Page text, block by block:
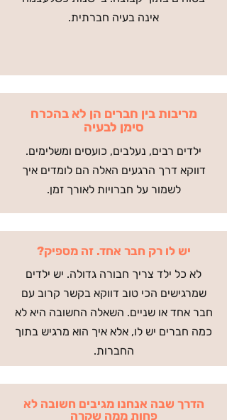
אינה בעיה חברתית.
מריבות בין חברים הן לא בהכרח
סימן לבעיה
ילדים רבים, נעלבים, כועסים ומשלימים.
דווקא דרך הרגעים האלה הם לומדים איך
לשמור על חברויות לאורך זמן.
יש לו רק חבר אחד. זה מספיק?
לא כל ילד צריך חבורה גדולה. יש ילדים
שמרגישים הכי טוב דווקא בקשר קרוב עם
חבר אחד או שניים. השאלה החשובה היא לא
כמה חברים יש לו, אלא איך הוא מרגיש בתוך
החברות.
הדרך שבה אנחנו מגיבים חשובה לא
פחות ממה שקרה